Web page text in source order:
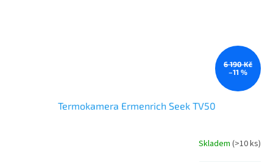
6 190 Kč
–11 %
Termokamera Ermenrich Seek TV50
Skladem (>10 ks)